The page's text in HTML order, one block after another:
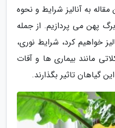
به آنالیز شرایط و نحوه
برگ پهن می پردازیم. از جمله
خواهیم کرد، شرایط نوری،
مانند بیماری ها و آفات
گیاهان تاثیر بگذارند.